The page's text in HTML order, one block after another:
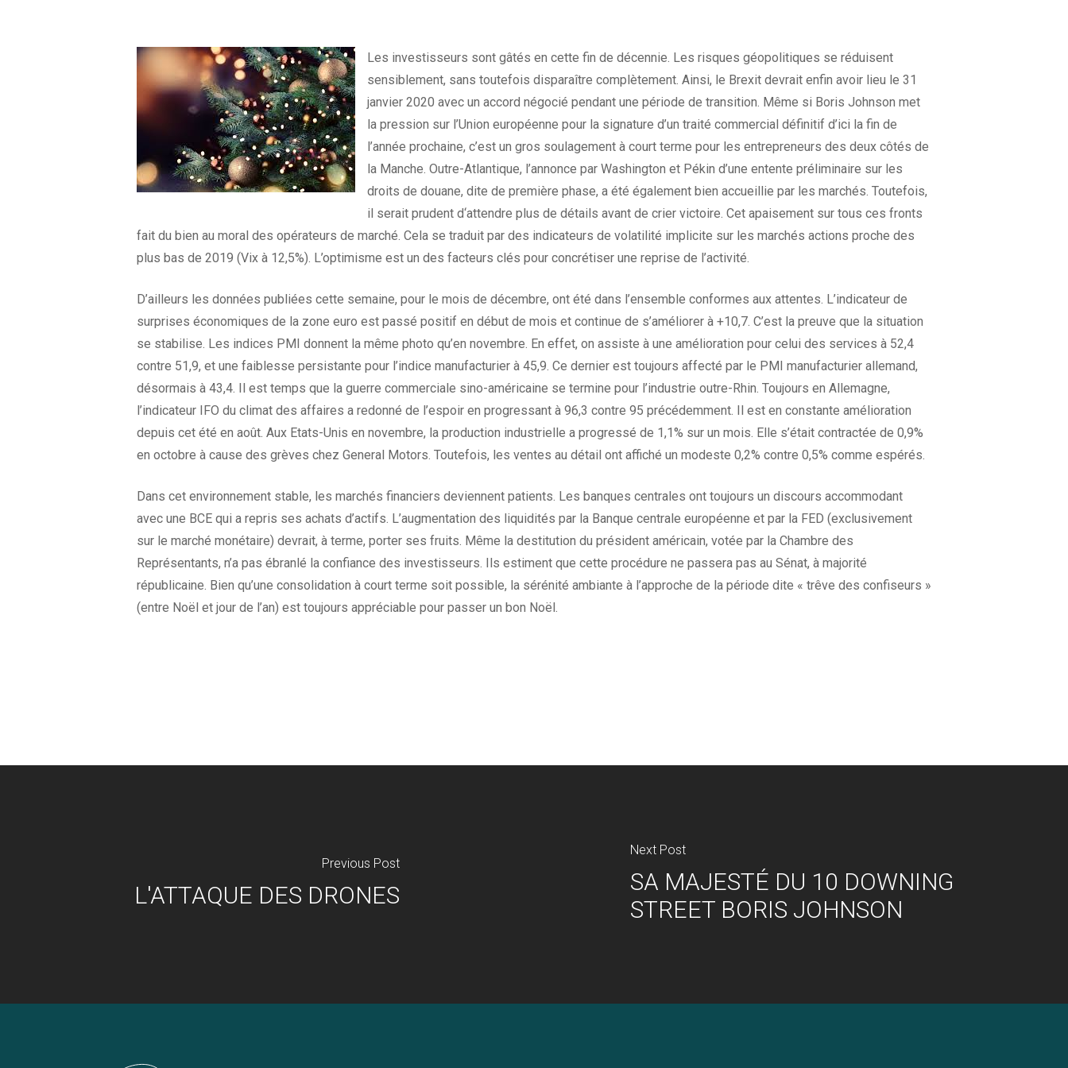
Les investisseurs sont gâtés en cette fin de décennie. Les risques géopolitiques se réduisent
sensiblement, sans toutefois disparaître complètement. Ainsi, le Brexit devrait enfin avoir lieu le 31
janvier 2020 avec un accord négocié pendant une période de transition. Même si Boris Johnson met
la pression sur l’Union européenne pour la signature d’un traité commercial définitif d’ici la fin de
l’année prochaine, c’est un gros soulagement à court terme pour les entrepreneurs des deux côtés de
la Manche. Outre-Atlantique, l’annonce par Washington et Pékin d’une entente préliminaire sur les
droits de douane, dite de première phase, a été également bien accueillie par les marchés. Toutefois,
il serait prudent d‘attendre plus de détails avant de crier victoire. Cet apaisement sur tous ces fronts
fait du bien au moral des opérateurs de marché. Cela se traduit par des indicateurs de volatilité implicite sur les marchés actions proche des
plus bas de 2019 (Vix à 12,5%). L’optimisme est un des facteurs clés pour concrétiser une reprise de l’activité.
D’ailleurs les données publiées cette semaine, pour le mois de décembre, ont été dans l’ensemble conformes aux attentes. L’indicateur de
surprises économiques de la zone euro est passé positif en début de mois et continue de s’améliorer à +10,7. C’est la preuve que la situation
se stabilise. Les indices PMI donnent la même photo qu’en novembre. En effet, on assiste à une amélioration pour celui des services à 52,4
contre 51,9, et une faiblesse persistante pour l’indice manufacturier à 45,9. Ce dernier est toujours affecté par le PMI manufacturier allemand,
désormais à 43,4. Il est temps que la guerre commerciale sino-américaine se termine pour l’industrie outre-Rhin. Toujours en Allemagne,
l’indicateur IFO du climat des affaires a redonné de l’espoir en progressant à 96,3 contre 95 précédemment. Il est en constante amélioration
depuis cet été en août. Aux Etats-Unis en novembre, la production industrielle a progressé de 1,1% sur un mois. Elle s’était contractée de 0,9%
en octobre à cause des grèves chez General Motors. Toutefois, les ventes au détail ont affiché un modeste 0,2% contre 0,5% comme espérés.
Dans cet environnement stable, les marchés financiers deviennent patients. Les banques centrales ont toujours un discours accommodant
avec une BCE qui a repris ses achats d’actifs. L’augmentation des liquidités par la Banque centrale européenne et par la FED (exclusivement
sur le marché monétaire) devrait, à terme, porter ses fruits. Même la destitution du président américain, votée par la Chambre des
Représentants, n’a pas ébranlé la confiance des investisseurs. Ils estiment que cette procédure ne passera pas au Sénat, à majorité
républicaine. Bien qu’une consolidation à court terme soit possible, la sérénité ambiante à l’approche de la période dite « trêve des confiseurs »
(entre Noël et jour de l’an) est toujours appréciable pour passer un bon Noël.
Previous Post
L'ATTAQUE DES DRONES
Next Post
SA MAJESTÉ DU 10 DOWNING
STREET BORIS JOHNSON